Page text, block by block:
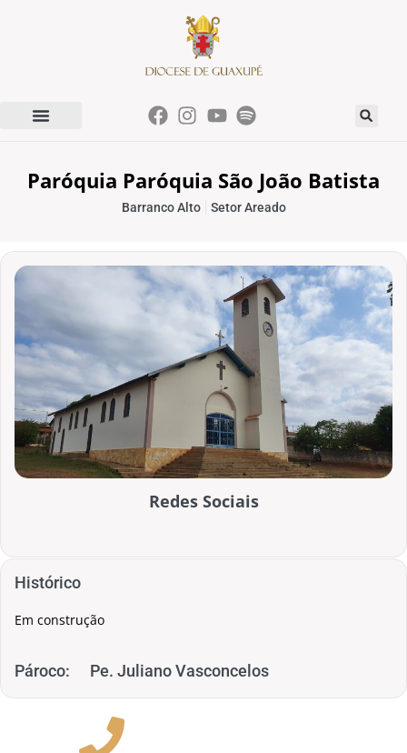
Paróquia Paróquia São João Batista
Barranco Alto Setor Areado
Redes Sociais
Histórico
Em construção
Pároco: Pe. Juliano Vasconcelos